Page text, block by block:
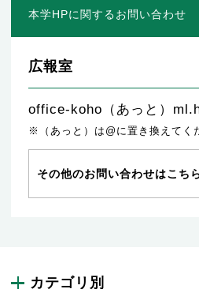
カテゴリ別
本学HPに関するお問い合わせ
広報室
office-koho（あっと）
※（あっと）は@に置き換えてく
その他のお問い合わせはこち